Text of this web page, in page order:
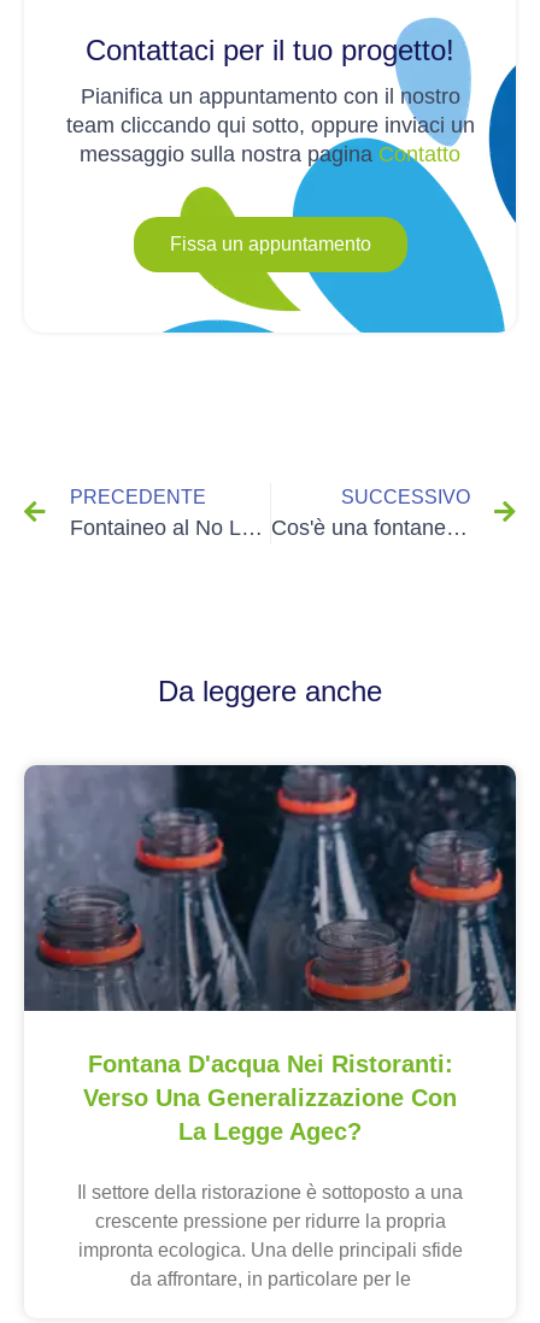
Contattaci per il tuo progetto!
Pianifica un appuntamento con il nostro
team cliccando qui sotto, oppure inviaci un
messaggio sulla nostra pagina Contatto
Fissa un appuntamento
PRECEDENTE
Fontaineo al No Logo Festival
SUCCESSIVO
Cos'è una fontanella a rete idrica?
Da leggere anche
Fontana D'acqua Nei Ristoranti:
Verso Una Generalizzazione Con
La Legge Agec?
Il settore della ristorazione è sottoposto a una
crescente pressione per ridurre la propria
impronta ecologica. Una delle principali sfide
da affrontare, in particolare per le